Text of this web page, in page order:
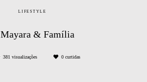
LIFESTYLE
Mayara & Família
381 visualizações 0curtidas